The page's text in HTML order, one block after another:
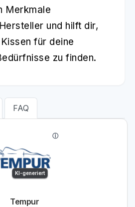
Merkmale
und hilft dir,
für deine
zu finden.
FAQ
KI-generiert
Tempur